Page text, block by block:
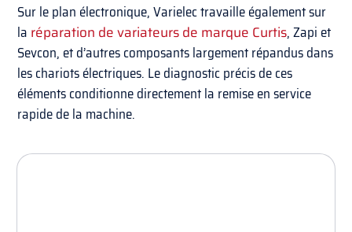
Sur le plan électronique, Varielec travaille également sur
la réparation de variateurs de marque Curtis, Zapi et
Sevcon, et d’autres composants largement répandus dans
les chariots électriques. Le diagnostic précis de ces
éléments conditionne directement la remise en service
rapide de la machine.